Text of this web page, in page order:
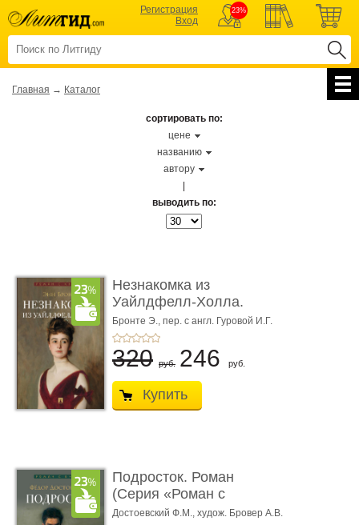
Регистрация
Вход
23%
Главная → Каталог
сортировать по:
цене
названию
автору
выводить по:
Незнакомка из
Уайлдфелл-Холла.
Роман (Серия «Р� ...
Бронте Э., пер. с англ. Гуровой И.Г.
320 руб. 246 руб.
Купить
Подросток. Роман
(Серия «Роман с
книгой»)
Достоевский Ф.М., худож. Бровер А.В.